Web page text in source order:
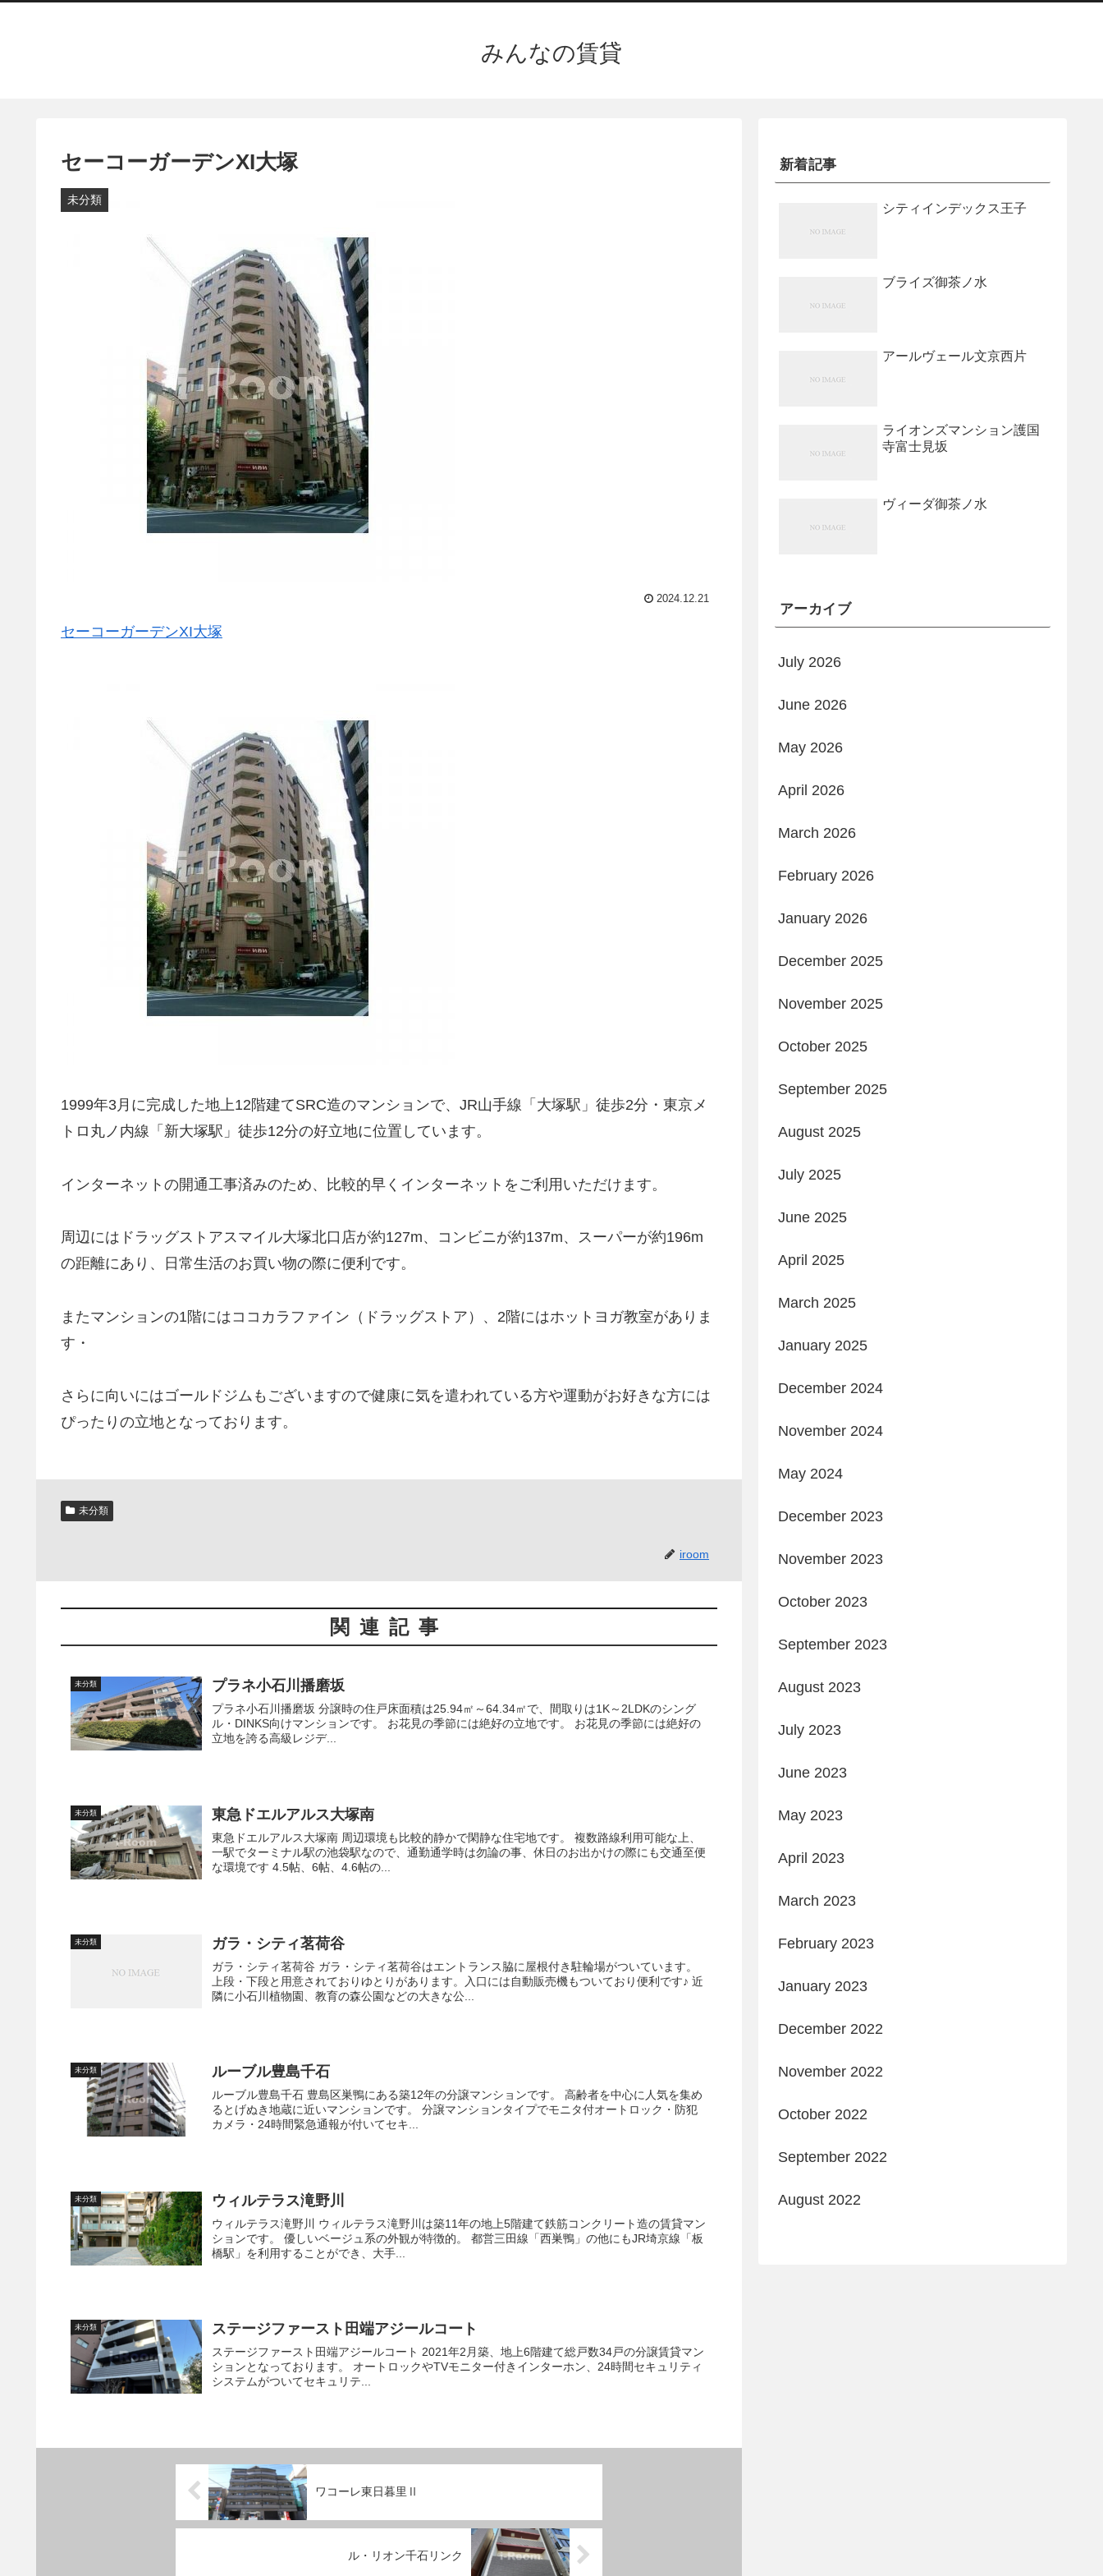
みんなの賃貸
セーコーガーデンXI大塚
未分類
2024.12.21
セーコーガーデンXI大塚
1999年3月に完成した地上12階建てSRC造のマンションで、JR山手線「大塚駅」徒歩2分・東京メ
トロ丸ノ内線「新大塚駅」徒歩12分の好立地に位置しています。
インターネットの開通工事済みのため、比較的早くインターネットをご利用いただけます。
周辺にはドラッグストアスマイル大塚北口店が約127m、コンビニが約137m、スーパーが約196m
の距離にあり、日常生活のお買い物の際に便利です。
またマンションの1階にはココカラファイン（ドラッグストア）、2階にはホットヨガ教室がありま
す・
さらに向いにはゴールドジムもございますので健康に気を遣われている方や運動がお好きな方には
ぴったりの立地となっております。
未分類
iroom
関連記事
未分類 プラネ小石川播磨坂
プラネ小石川播磨坂 分譲時の住戸床面積は25.94㎡～64.34㎡で、間取りは1K～2LDKのシング
ル・DINKS向けマンションです。 お花見の季節には絶好の立地です。 お花見の季節には絶好の
立地を誇る高級レジデ...
未分類 東急ドエルアルス大塚南
東急ドエルアルス大塚南 周辺環境も比較的静かで閑静な住宅地です。 複数路線利用可能な上、
一駅でターミナル駅の池袋駅なので、通勤通学時は勿論の事、休日のお出かけの際にも交通至便
な環境です 4.5帖、6帖、4.6帖の...
未分類 ガラ・シティ茗荷谷
ガラ・シティ茗荷谷 ガラ・シティ茗荷谷はエントランス脇に屋根付き駐輪場がついています。
上段・下段と用意されておりゆとりがあります。入口には自動販売機もついており便利です♪ 近
隣に小石川植物園、教育の森公園などの大きな公...
未分類 ルーブル豊島千石
ルーブル豊島千石 豊島区巣鴨にある築12年の分譲マンションです。 高齢者を中心に人気を集め
るとげぬき地蔵に近いマンションです。 分譲マンションタイプでモニタ付オートロック・防犯
カメラ・24時間緊急通報が付いてセキ...
未分類 ウィルテラス滝野川
ウィルテラス滝野川 ウィルテラス滝野川は築11年の地上5階建て鉄筋コンクリート造の賃貸マン
ションです。 優しいベージュ系の外観が特徴的。 都営三田線「西巣鴨」の他にもJR埼京線「板
橋駅」を利用することができ、大手...
未分類 ステージファースト田端アジールコート
ステージファースト田端アジールコート 2021年2月築、地上6階建て総戸数34戸の分譲賃貸マン
ションとなっております。 オートロックやTVモニター付きインターホン、24時間セキュリティ
システムがついてセキュリテ...
ワコーレ東日暮里Ⅱ
ル・リオン千石リンク
新着記事
シティインデックス王子
ブライズ御茶ノ水
アールヴェール文京西片
ライオンズマンション護国
寺富士見坂
ヴィーダ御茶ノ水
アーカイブ
July 2026
June 2026
May 2026
April 2026
March 2026
February 2026
January 2026
December 2025
November 2025
October 2025
September 2025
August 2025
July 2025
June 2025
April 2025
March 2025
January 2025
December 2024
November 2024
May 2024
December 2023
November 2023
October 2023
September 2023
August 2023
July 2023
June 2023
May 2023
April 2023
March 2023
February 2023
January 2023
December 2022
November 2022
October 2022
September 2022
August 2022